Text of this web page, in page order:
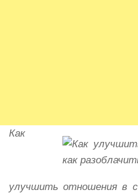
Как
улучшить отношения в